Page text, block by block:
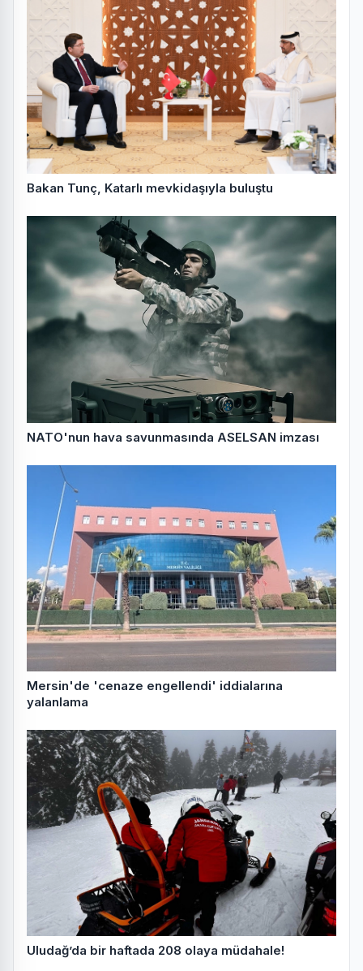
Bakan Tunç, Katarlı mevkidaşıyla buluştu
NATO'nun hava savunmasında ASELSAN imzası
Mersin'de 'cenaze engellendi' iddialarına
yalanlama
Uludağ’da bir haftada 208 olaya müdahale!